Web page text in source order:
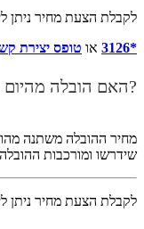
לקבלת הצעת מחיר ניתן
*3126
או טופס יצירת
?האם הובלה מהיום
מחיר ההובלה משתנה
שידרשו ומורכבות
לקבלת הצעת מחיר ניתן